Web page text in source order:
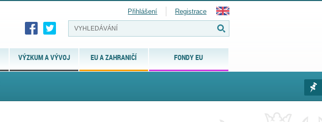
VÝZKUM A VÝVOJ EU A ZAHRANIČÍ FONDY EU
Přihlášení Registrace